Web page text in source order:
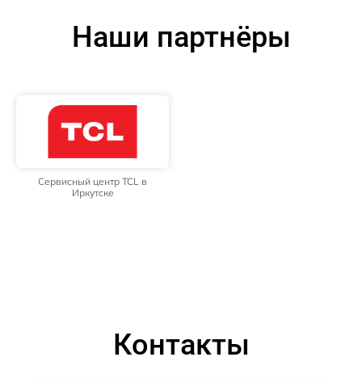
Наши партнёры
Сервисный центр TCL в
Иркутске
Контакты